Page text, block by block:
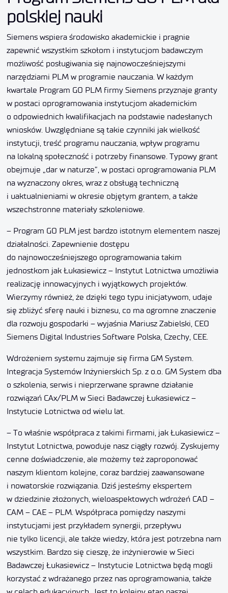
polskiej nauki
Siemens wspiera środowisko akademickie i pragnie
zapewnić wszystkim szkołom i instytucjom badawczym
możliwość posługiwania się najnowocześniejszymi
narzędziami PLM w programie nauczania. W każdym
kwartale Program GO PLM firmy Siemens przyznaje granty
w postaci oprogramowania instytucjom akademickim
o odpowiednich kwalifikacjach na podstawie nadesłanych
wniosków. Uwzględniane są takie czynniki jak wielkość
instytucji, treść programu nauczania, wpływ programu
na lokalną społeczność i potrzeby finansowe. Typowy grant
obejmuje „dar w naturze”, w postaci oprogramowania PLM
na wyznaczony okres, wraz z obsługą techniczną
i uaktualnieniami w okresie objętym grantem, a także
wszechstronne materiały szkoleniowe.
– Program GO PLM jest bardzo istotnym elementem naszej
działalności. Zapewnienie dostępu
do najnowocześniejszego oprogramowania takim
jednostkom jak Łukasiewicz – Instytut Lotnictwa umożliwia
realizację innowacyjnych i wyjątkowych projektów.
Wierzymy również, że dzięki tego typu inicjatywom, udaje
się zbliżyć sferę nauki i biznesu, co ma ogromne znaczenie
dla rozwoju gospodarki – wyjaśnia Mariusz Zabielski, CEO
Siemens Digital Industries Software Polska, Czechy, CEE.
Wdrożeniem systemu zajmuje się firma GM System.
Integracja Systemów Inżynierskich Sp. z o.o. GM System dba
o szkolenia, serwis i nieprzerwane sprawne działanie
rozwiązań CAx/PLM w Sieci Badawczej Łukasiewicz –
Instytucie Lotnictwa od wielu lat.
– To właśnie współpraca z takimi firmami, jak Łukasiewicz –
Instytut Lotnictwa, powoduje nasz ciągły rozwój. Zyskujemy
cenne doświadczenie, ale możemy też zaproponować
naszym klientom kolejne, coraz bardziej zaawansowane
i nowatorskie rozwiązania. Dziś jesteśmy ekspertem
w dziedzinie złożonych, wieloaspektowych wdrożeń CAD –
CAM – CAE – PLM. Współpraca pomiędzy naszymi
instytucjami jest przykładem synergii, przepływu
nie tylko licencji, ale także wiedzy, która jest potrzebna nam
wszystkim. Bardzo się cieszę, że inżynierowie w Sieci
Badawczej Łukasiewicz – Instytucie Lotnictwa będą mogli
korzystać z wdrażanego przez nas oprogramowania, także